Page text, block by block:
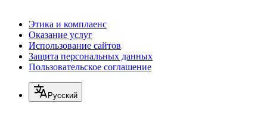
Этика и комплаенс
Оказание услуг
Использование сайтов
Защита персональных данных
Пользовательское соглашение
Русский